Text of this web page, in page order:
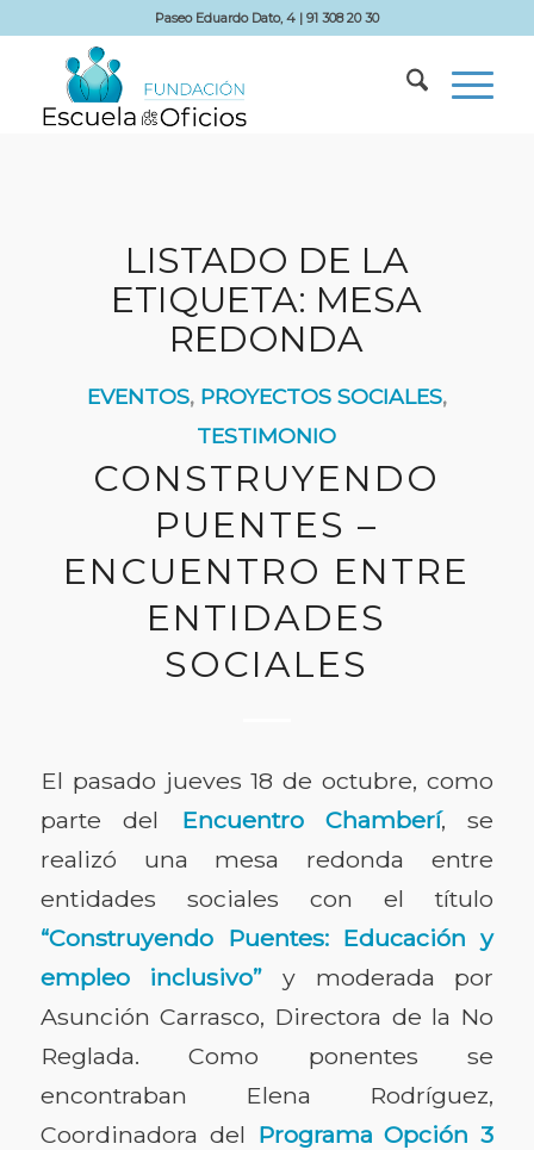
Paseo Eduardo Dato, 4 | 91 308 20 30
LISTADO DE LA
ETIQUETA: MESA
REDONDA
EVENTOS, PROYECTOS SOCIALES,
TESTIMONIO
CONSTRUYENDO
PUENTES –
ENCUENTRO ENTRE
ENTIDADES
SOCIALES
El pasado jueves 18 de octubre, como
parte del
Encuentro Chamberí, se
realizó una mesa redonda entre
entidades sociales con el título
“Construyendo Puentes: Educación y
empleo inclusivo” y moderada por
Asunción Carrasco, Directora de la No
Reglada. Como ponentes se
encontraban Elena Rodríguez,
Coordinadora del Programa Opción 3